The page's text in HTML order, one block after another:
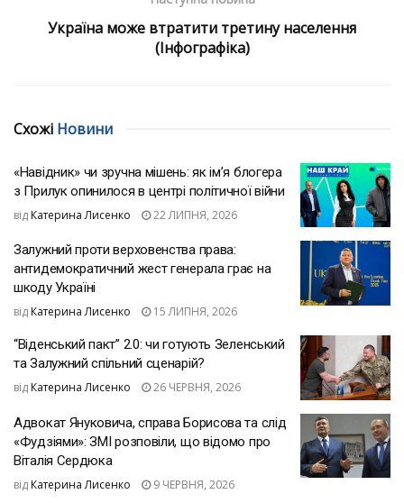
Україна може втратити третину населення
(Інфографіка)
Схожі Новини
«Навідник» чи зручна мішень: як ім’я блогера
з Прилук опинилося в центрі політичної війни
від Катерина Лисенко 22 ЛИПНЯ, 2026
Залужний проти верховенства права:
антидемократичний жест генерала грає на
шкоду Україні
від Катерина Лисенко 15 ЛИПНЯ, 2026
“Віденський пакт” 2.0: чи готують Зеленський
та Залужний спільний сценарій?
від Катерина Лисенко 26 ЧЕРВНЯ, 2026
Адвокат Януковича, справа Борисова та слід
«Фудзіями»: ЗМІ розповіли, що відомо про
Віталія Сердюка
від Катерина Лисенко 9 ЧЕРВНЯ, 2026